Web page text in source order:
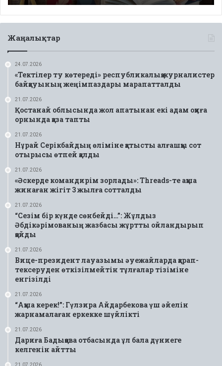
Жаңалықтар
24.07.2026
«Тектілер ту көтереді» республикалық журналистер
байқауының жеңімпаздары марапатталды
21.07.2026
Қостанай облысында жол апатынан екі адам оқиға
орнында қаза тапты
21.07.2026
Нұрай Серікбайдың өліміне қатысты алғашқы сот
отырысы өтпей қалды
21.07.2026
«Әскерде командирім зорлады»: Threads-те ақша
жинаған жігіт 3 жылға сотталды
21.07.2026
“Сезім бір күнде сөнбейді…”: Жұлдыз
Әбдікәрімованың жазбасы жұртты ойландырып
қойды
21.07.2026
Вице-президент лауазымы әуежайларда қарап-
тексеруден өткізілмейтін тұлғалар тізіміне
енгізілді
21.07.2026
“Ақша керек!”: Гүлзира Айдарбекова үш әйелін
жарнамалаған еркекке шүйлікті
21.07.2026
Дариға Бадықова отбасында ұл бала дүниеге
келгенін айтты
21.07.2026